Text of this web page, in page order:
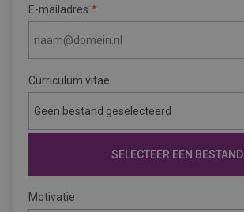
E-mailadres
Curriculum vitae
Geen bestand geselecteerd
SELECTEER EEN BESTAND
Motivatie